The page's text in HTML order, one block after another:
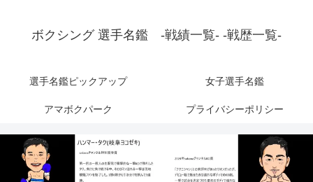
ボクシング 選手名鑑 -戦績一覧- -戦歴一覧-
選手名鑑ピックアップ 女子選手名鑑
アマボクパーク プライバシーポリシー